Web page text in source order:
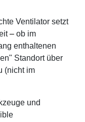
Ventilator setzt
– ob im
enthaltenen
Standort über
(nicht im
und